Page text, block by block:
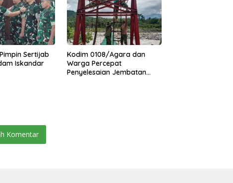
Sertijab
Iskandar
Kodim 0108/Agara dan
Warga Percepat
Penyelesaian Jembatan
Komentar